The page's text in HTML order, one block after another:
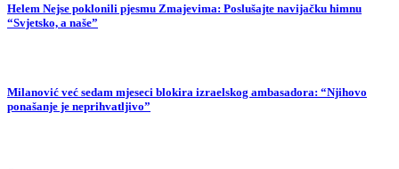
Helem Nejse poklonili pjesmu Zmajevima: Poslušajte navijačku himnu
“Svjetsko, a naše”
Milanović već sedam mjeseci blokira izraelskog ambasadora: “Njihovo
ponašanje je neprihvatljivo”